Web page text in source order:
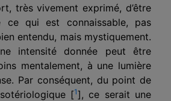
très vivement exprimé, d’être
qui est connaissable, pas
entendu, mais mystiquement.
intensité donnée peut être
mentalement, à une lumière
Par conséquent, du point de
[1], ce serait une